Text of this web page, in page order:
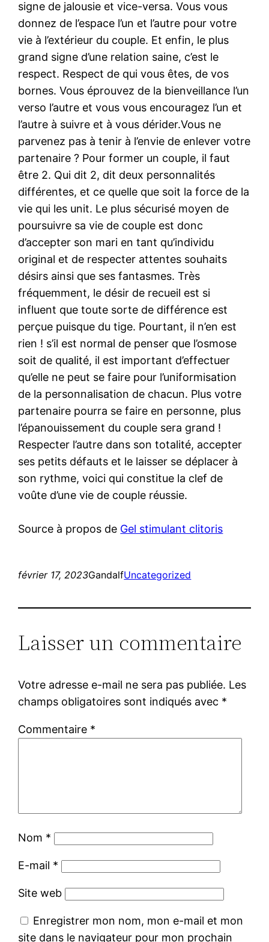
signe de jalousie et vice-versa. Vous vous
donnez de l’espace l’un et l’autre pour votre
vie à l’extérieur du couple. Et enfin, le plus
grand signe d’une relation saine, c’est le
respect. Respect de qui vous êtes, de vos
bornes. Vous éprouvez de la bienveillance l’un
verso l’autre et vous vous encouragez l’un et
l’autre à suivre et à vous dérider.Vous ne
parvenez pas à tenir à l’envie de enlever votre
partenaire ? Pour former un couple, il faut
être 2. Qui dit 2, dit deux personnalités
différentes, et ce quelle que soit la force de la
vie qui les unit. Le plus sécurisé moyen de
poursuivre sa vie de couple est donc
d’accepter son mari en tant qu’individu
original et de respecter attentes souhaits
désirs ainsi que ses fantasmes. Très
fréquemment, le désir de recueil est si
influent que toute sorte de différence est
perçue puisque du tige. Pourtant, il n’en est
rien ! s’il est normal de penser que l’osmose
soit de qualité, il est important d’effectuer
qu’elle ne peut se faire pour l’uniformisation
de la personnalisation de chacun. Plus votre
partenaire pourra se faire en personne, plus
l’épanouissement du couple sera grand !
Respecter l’autre dans son totalité, accepter
ses petits défauts et le laisser se déplacer à
son rythme, voici qui constitue la clef de
voûte d’une vie de couple réussie.
Source à propos de Gel stimulant clitoris
février 17, 2023GandalfUncategorized
Laisser un commentaire
Votre adresse e-mail ne sera pas publiée. Les
champs obligatoires sont indiqués avec *
Commentaire *
Nom *
E-mail *
Site web
Enregistrer mon nom, mon e-mail et mon
site dans le navigateur pour mon prochain